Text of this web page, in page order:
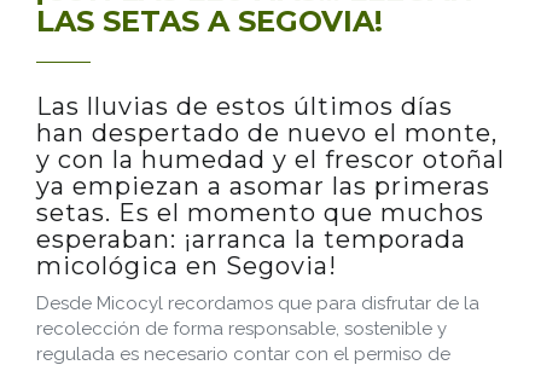
LAS SETAS A SEGOVIA!
Las lluvias de estos últimos días
han despertado de nuevo el monte,
y con la humedad y el frescor otoñal
ya empiezan a asomar las primeras
setas. Es el momento que muchos
esperaban: ¡arranca la temporada
micológica en Segovia!
Desde Micocyl recordamos que para disfrutar de la
recolección de forma responsable, sostenible y
regulada es necesario contar con el permiso de